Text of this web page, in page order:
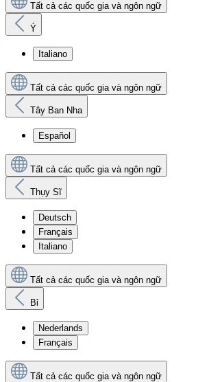
Tất cả các quốc gia và ngôn ngữ
Ý
Italiano
Tất cả các quốc gia và ngôn ngữ
Tây Ban Nha
Español
Tất cả các quốc gia và ngôn ngữ
Thụy Sĩ
Deutsch
Français
Italiano
Tất cả các quốc gia và ngôn ngữ
Bỉ
Nederlands
Français
Tất cả các quốc gia và ngôn ngữ